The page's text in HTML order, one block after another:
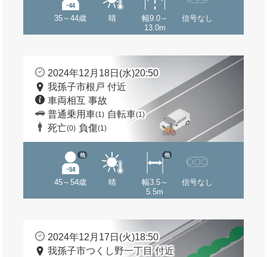
35～44歳 晴
幅9.0～
13.0m
信号なし
2024年12月18日(水)20:50
我孫子市根戸 付近
車両相互 事故
普通乗用車(1) 自転車(1)
死亡(0) 負傷(1)
45～54歳
他
晴
幅3.5～
5.5m
他
信号なし
2024年12月17日(火)18:50
我孫子市つくし野一丁目 付近